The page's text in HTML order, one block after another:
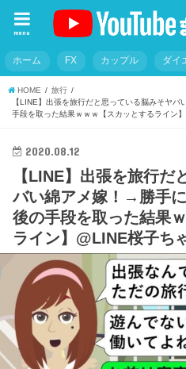
menu
ホーム FX カップル ダイ
HOME
旅行
【LINE】出張を旅行だと思っている脳みそヤ
手段を取った結果ｗｗｗ【スカッとするライン
2020.08.12
【LINE】出張を旅行だ
バい綿アメ嫁！→勝手
後の手段を取った結果
ライン】@LINE桜子ち